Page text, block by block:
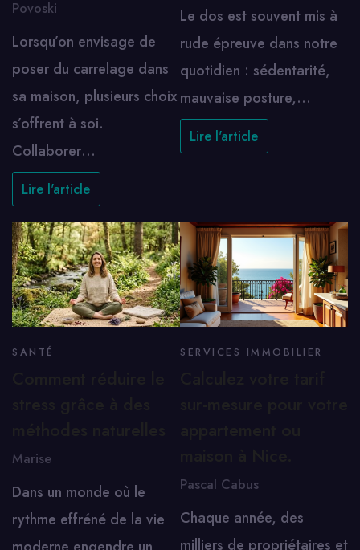
Povoski
Lorsqu’on envisage de
poser du carrelage dans
sa maison, plusieurs choix
s’offrent à soi.
Collaborer…
Lire l'article
Le dos est souvent mis à
rude épreuve dans notre
quotidien : sédentarité,
mauvaise posture,…
Lire l'article
SANTÉ
Marise
Dans un monde où le
rythme effréné de la vie
SERVICES IMMOBILIER
Pascal Cabus
Chaque année, des
milliers de propriétaires et